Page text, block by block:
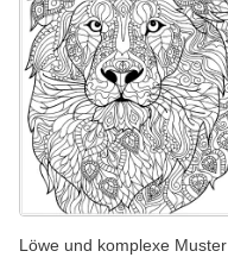
Löwe und komplexe Muster